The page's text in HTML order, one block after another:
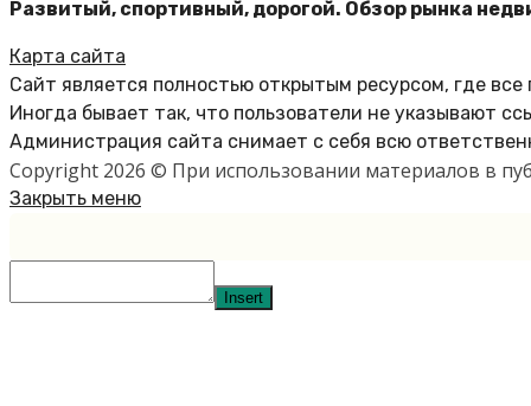
Развитый, спортивный, дорогой. Обзор рынка
Карта сайта
Сайт является полностью открытым ресурсом, где
Иногда бывает так, что пользователи не указывают
Администрация сайта снимает с себя всю
Copyright 2026 © При использовании материалов в
Закрыть меню
Insert